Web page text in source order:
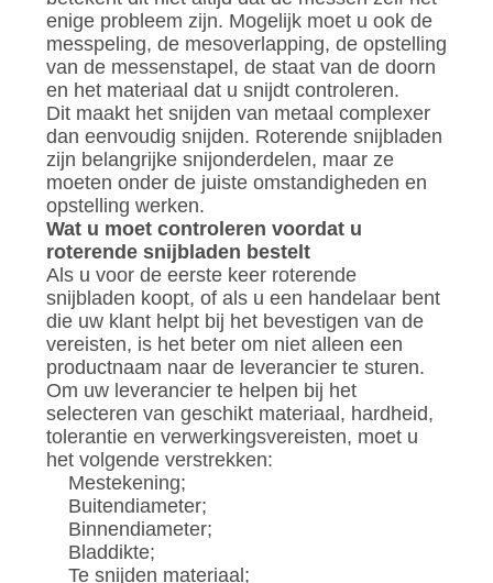
enige probleem zijn. Mogelijk moet u ook de
messpeling, de mesoverlapping, de opstelling
van de messenstapel, de staat van de doorn
en het materiaal dat u snijdt controleren.
Dit maakt het snijden van metaal complexer
dan eenvoudig snijden. Roterende snijbladen
zijn belangrijke snijonderdelen, maar ze
moeten onder de juiste omstandigheden en
opstelling werken.
Wat u moet controleren voordat u
roterende snijbladen bestelt
Als u voor de eerste keer roterende
snijbladen koopt, of als u een handelaar bent
die uw klant helpt bij het bevestigen van de
vereisten, is het beter om niet alleen een
productnaam naar de leverancier te sturen.
Om uw leverancier te helpen bij het
selecteren van geschikt materiaal, hardheid,
tolerantie en verwerkingsvereisten, moet u
het volgende verstrekken:
Mestekening;
Buitendiameter;
Binnendiameter;
Bladdikte;
Te snijden materiaal;